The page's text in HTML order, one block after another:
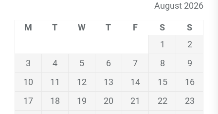
August 2026
M T W T F S
S
1
2
3
4 5 6 7 8
9
10
11 12 13 14 15
16
17
18 19 20 21 22
23